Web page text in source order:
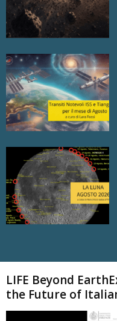
LIFE Beyond
the Future of